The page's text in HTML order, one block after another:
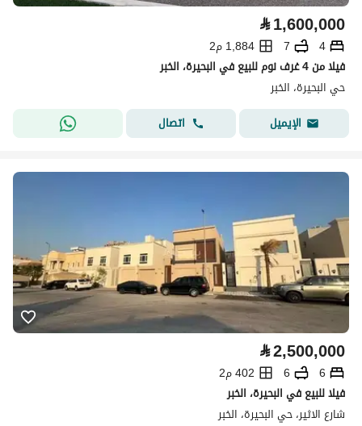
⃁1,600,000
4
7
1,884 م2
فيلا من 4 غرف نوم للبيع في البحيرة، الخبر
حي البحيرة، الخبر
الإيميل
اتصال
⃁2,500,000
6
6
402 م2
فيلا للبيع في البحيرة، الخبر
شارع الاثير، حي البحيرة، الخبر